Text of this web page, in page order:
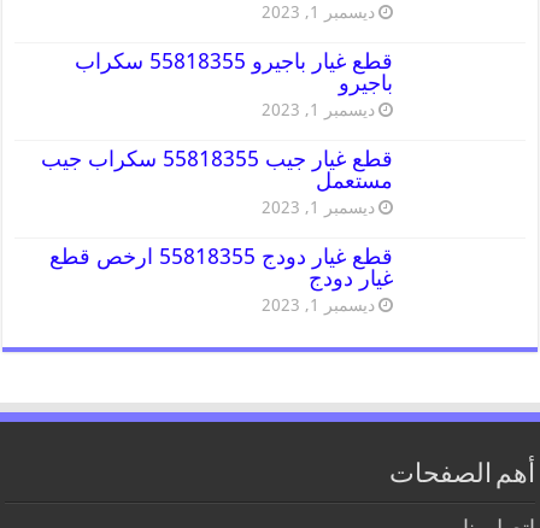
ديسمبر 1, 2023
قطع غيار باجيرو 55818355 سكراب
باجيرو
ديسمبر 1, 2023
قطع غيار جيب 55818355 سكراب جيب
مستعمل
ديسمبر 1, 2023
قطع غيار دودج 55818355 ارخص قطع
غيار دودج
ديسمبر 1, 2023
أهم الصفحات